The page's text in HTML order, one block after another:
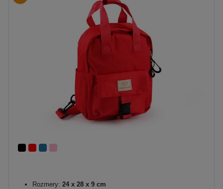
Rozmery: 24 x 28 x 9 cm